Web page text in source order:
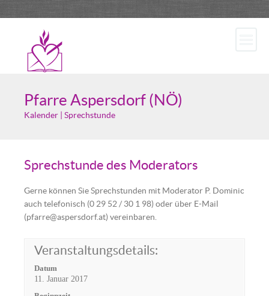
Pfarre Aspersdorf (NÖ)
Kalender | Sprechstunde
Sprechstunde des Moderators
Gerne können Sie Sprechstunden mit Moderator P. Dominic
auch telefonisch (0 29 52 / 30 1 98) oder über E-Mail
(pfarre@aspersdorf.at) vereinbaren.
Veranstaltungsdetails:
Datum
11. Januar 2017